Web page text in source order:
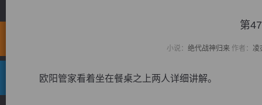
第
小说： 绝代战神归来作者： 凌
欧阳管家看着坐在餐桌之上两人详细讲解。